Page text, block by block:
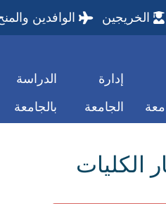
الخريجين الوافدين
إدارة
الجامعة
الدراسة
بالجامعة
الكليات